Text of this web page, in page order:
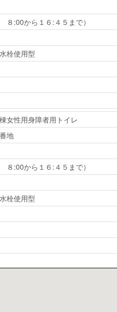
:00から１６:４５まで）
栓使用型
女性用身障者用トイレ
地
:00から１６:４５まで）
栓使用型